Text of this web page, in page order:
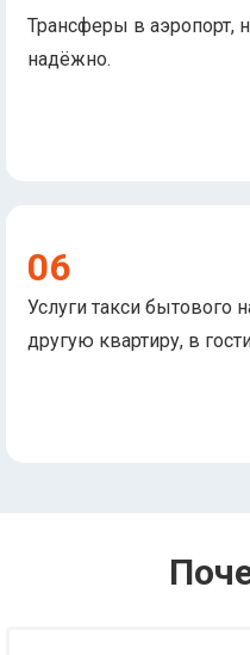
Трансферы в аэропорт,
надёжно.
06
Услуги такси бытового
другую квартиру, в